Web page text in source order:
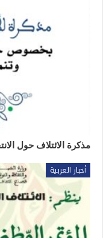
مذكرة الائتلاف حول
أخبار العربية